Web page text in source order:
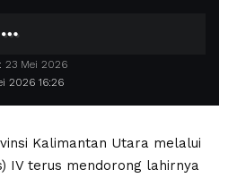
2026 16:26
23 Mei 2026
Kalimantan Utara melalui
IV terus mendorong lahirnya